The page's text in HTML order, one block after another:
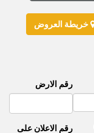
خريطة العروض
رقم الارض
رقم اﻻعلان على